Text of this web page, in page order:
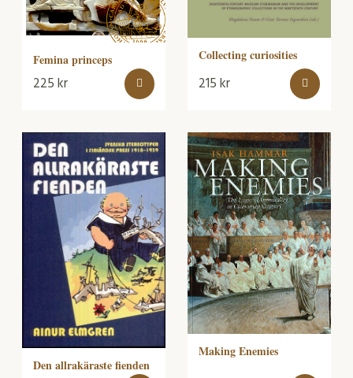
Femina princeps
225kr
Collecting curiosities
215kr
Den allrakäraste fienden
Making Enemies